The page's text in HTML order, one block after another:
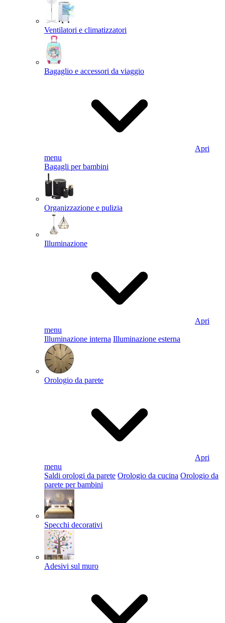
Ventilatori e climatizzatori
Bagaglio e accessori da viaggio
Apri
menu
Bagagli per bambini
Organizzazione e pulizia
Illuminazione
Apri
menu
Illuminazione interna Illuminazione esterna
Orologio da parete
Apri
menu
Saldi orologi da parete Orologio da cucina Orologio da
parete per bambini
Specchi decorativi
Adesivi sul muro